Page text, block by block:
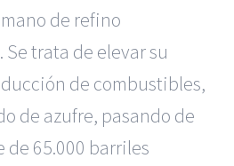
de refino
trata de elevar su
de combustibles,
de azufre, pasando de
de 65.000 barriles